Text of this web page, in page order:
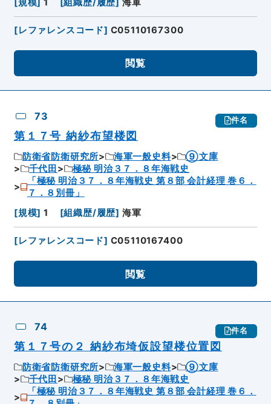
[レファレンスコード] C05110167300
閲覧
73 件名
第１７号 納紗布望楼図
防衛省防衛研究所 海軍一般史料
⑨文庫
千代田
極秘 明治３７．８年海戦史
「極秘 明治３７．８年海戦史 第８部 会計経理 巻６．
７．８別冊」
[規模] 1 [組織歴/履歴] 海軍
[レファレンスコード] C05110167400
閲覧
74 件名
第１７号の２ 納紗布埼仮設望楼位置図
防衛省防衛研究所 海軍一般史料
⑨文庫
千代田
極秘 明治３７．８年海戦史
「極秘 明治３７．８年海戦史 第８部 会計経理 巻６．